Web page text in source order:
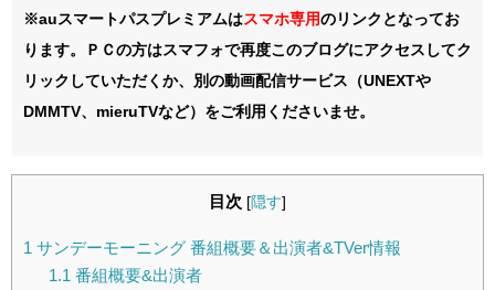
※auスマートパスプレミアムはスマホ専用のリンクとなってお
ります。ＰＣの方はスマフォで再度このブログにアクセスしてク
リックしていただくか、別の動画配信サービス（UNEXTや
DMMTV、mieruTVなど）をご利用くださいませ。
目次 [隠す]
1 サンデーモーニング 番組概要＆出演者&TVer情報
1.1 番組概要&出演者